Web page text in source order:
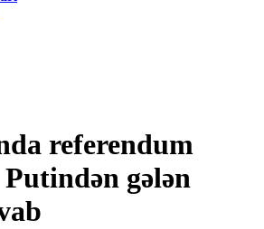
referendum
gələn